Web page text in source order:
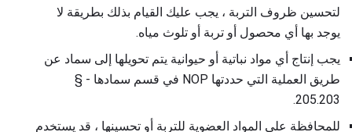
لتحسين ظروف التربة ، يجب عليك القيام بذلك بطريقة لا
يوجد بها أي محصول أو تربة أو تلوث مياه.
يجب إنتاج أي مواد نباتية أو حيوانية يتم تحويلها إلى سماد عن
طريق العملية التي حددتها NOP في قسم سمادها - §
205.203.
للمحافظة على المواد العضوية للتربة أو تحسينها ، قد يستخدم